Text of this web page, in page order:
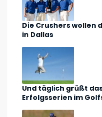
Die Crushers wollen
in Dallas
Und täglich grüßt
Erfolgsserien im